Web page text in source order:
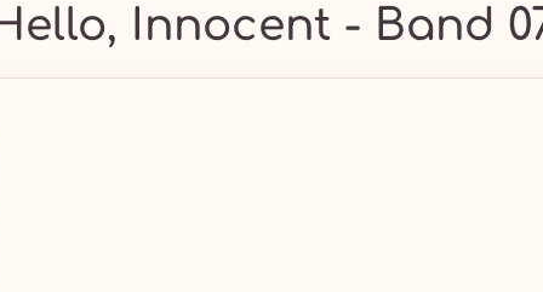
Innocent - Band